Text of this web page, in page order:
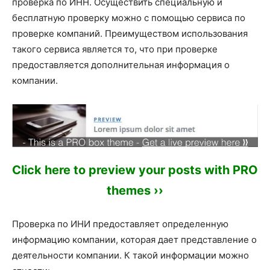
бесплатную проверку можно с помощью сервиса по
проверке компаний. Преимуществом использования
такого сервиса является то, что при проверке
предоставляется дополнительная информация о
компании.
Click here to preview your posts with PRO
themes ››
Проверка по ИНИ предоставляет определенную
информацию компании, которая дает представление о
деятельности компании. К такой информации можно